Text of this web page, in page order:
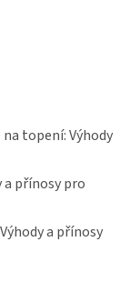
topení: Výhody
a přínosy pro
a přínosy